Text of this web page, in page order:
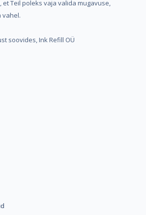
Teil poleks vaja valida mugavuse,
vahel.
soovides, Ink Refill OÜ